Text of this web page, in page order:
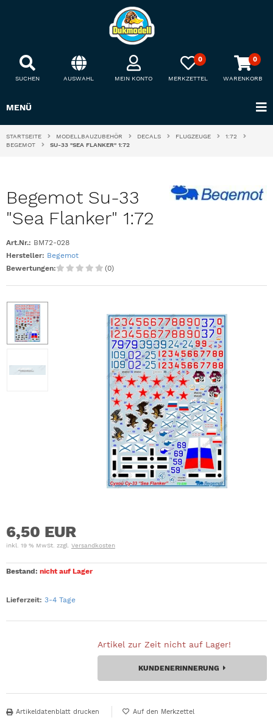
SUCHEN AUSWAHL MEIN KONTO
0
MERKZETTEL
0
WARENKORB
MENÜ
STARTSEITE MODELLBAUZUBEHÖR DECALS FLUGZEUGE
1:72
BEGEMOT
SU-33 "SEA FLANKER" 1:72
Begemot Su-33
"Sea Flanker" 1:72
Art.Nr.: BM72-028
Hersteller: Begemot
Bewertungen:
(0)
6,50 EUR
inkl. 19 % MwSt. zzgl. Versandkosten
Bestand: nicht auf Lager
Lieferzeit: 3-4 Tage
Artikel zur Zeit nicht auf Lager!
KUNDENERINNERUNG
Artikeldatenblatt drucken